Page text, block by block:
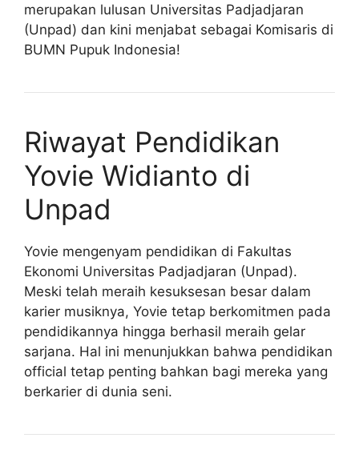
merupakan lulusan Universitas Padjadjaran
(Unpad) dan kini menjabat sebagai Komisaris di
BUMN Pupuk Indonesia!
Riwayat Pendidikan
Yovie Widianto di
Unpad
Yovie mengenyam pendidikan di Fakultas
Ekonomi Universitas Padjadjaran (Unpad).
Meski telah meraih kesuksesan besar dalam
karier musiknya, Yovie tetap berkomitmen pada
pendidikannya hingga berhasil meraih gelar
sarjana. Hal ini menunjukkan bahwa pendidikan
official tetap penting bahkan bagi mereka yang
berkarier di dunia seni.